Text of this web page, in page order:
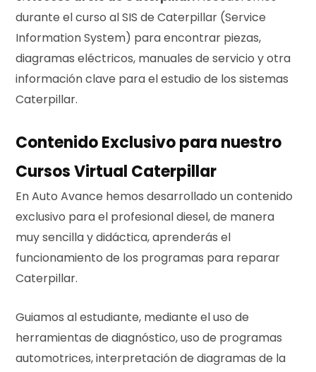
durante el curso al SIS de Caterpillar (Service
Information System) para encontrar piezas,
diagramas eléctricos, manuales de servicio y otra
información clave para el estudio de los sistemas
Caterpillar.
Contenido Exclusivo para nuestro
Cursos Virtual Caterpillar
En Auto Avance hemos desarrollado un contenido
exclusivo para el profesional diesel, de manera
muy sencilla y didáctica, aprenderás el
funcionamiento de los programas para reparar
Caterpillar.
Guiamos al estudiante, mediante el uso de
herramientas de diagnóstico, uso de programas
automotrices, interpretación de diagramas de la